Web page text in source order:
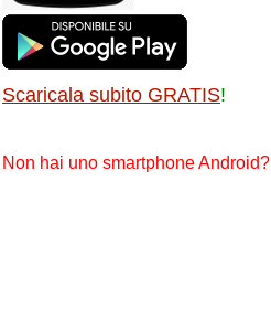
Scaricala subito GRATIS!
Non hai uno smartphone Android?